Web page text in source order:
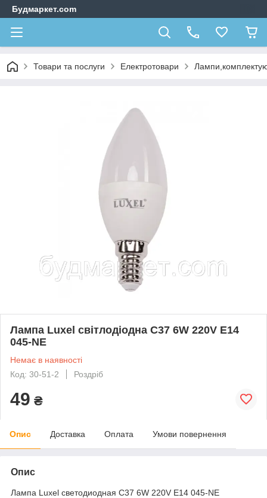
Будмаркет.com
Товари та послуги Електротовари
Лампа Luxel світлодіодна С37 6W 220V Е14
045-NE
Немає в наявності
Код: 30-51-2
Роздріб
49 ₴
Опис Доставка Оплата Умови повернення
Опис
Лампа Luxel светодиодная С37 6W 220V Е14 045-NE